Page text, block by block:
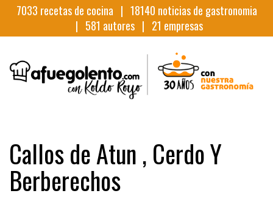
7033 recetas de cocina | 18140 noticias de gastronomia
| 581 autores | 21 empresas
Callos de Atun , Cerdo Y
Berberechos